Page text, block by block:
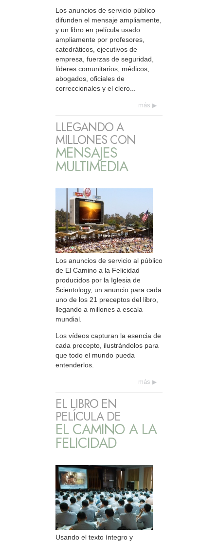
Los anuncios de servicio público
difunden el mensaje ampliamente,
y un libro en película usado
ampliamente por profesores,
catedráticos, ejecutivos de
empresa, fuerzas de seguridad,
líderes comunitarios, médicos,
abogados, oficiales de
correccionales y el clero...
más
LLEGANDO A
MILLONES CON
MENSAJES
MULTIMEDIA
Los anuncios de servicio al público
de El Camino a la Felicidad
producidos por la Iglesia de
Scientology, un anuncio para cada
uno de los 21 preceptos del libro,
llegando a millones a escala
mundial.
Los vídeos capturan la esencia de
cada precepto, ilustrándolos para
que todo el mundo pueda
entenderlos.
más
EL LIBRO EN
PELÍCULA DE
EL CAMINO A LA
FELICIDAD
Usando el texto íntegro y